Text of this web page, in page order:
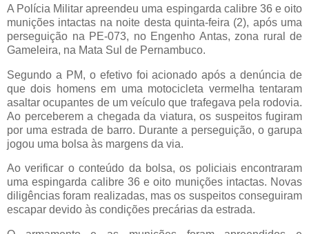
A Polícia Militar apreendeu uma espingarda calibre 36 e oito
munições intactas na noite desta quinta-feira (2), após uma
perseguição na PE-073, no Engenho Antas, zona rural de
Gameleira, na Mata Sul de Pernambuco.
Segundo a PM, o efetivo foi acionado após a denúncia de
que dois homens em uma motocicleta vermelha tentaram
asaltar ocupantes de um veículo que trafegava pela rodovia.
Ao perceberem a chegada da viatura, os suspeitos fugiram
por uma estrada de barro. Durante a perseguição, o garupa
jogou uma bolsa às margens da via.
Ao verificar o conteúdo da bolsa, os policiais encontraram
uma espingarda calibre 36 e oito munições intactas. Novas
diligências foram realizadas, mas os suspeitos conseguiram
escapar devido às condições precárias da estrada.